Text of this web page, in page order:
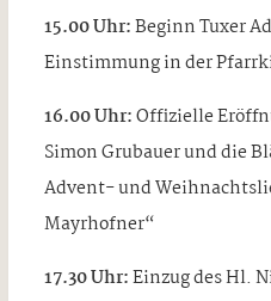
15.00 Uhr:Beginn Tuxer
Einstimmung in der
16.00 Uhr:Offizielle
Simon Grubauer und die
Advent- und
Mayrhofner“
17.30 Uhr:Einzug des Hl.